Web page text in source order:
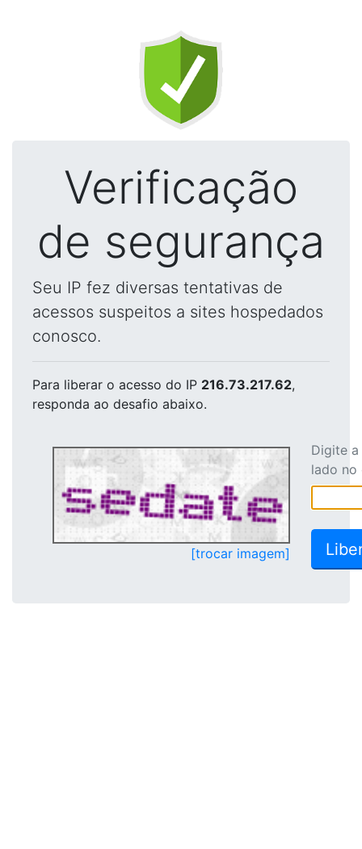
Verificação
de segurança
Seu IP fez diversas tentativas de
acessos suspeitos a sites hospedados
conosco.
Para liberar o acesso do IP 216.73.217.62,
responda ao desafio abaixo.
[trocar imagem]
Digite
lado no